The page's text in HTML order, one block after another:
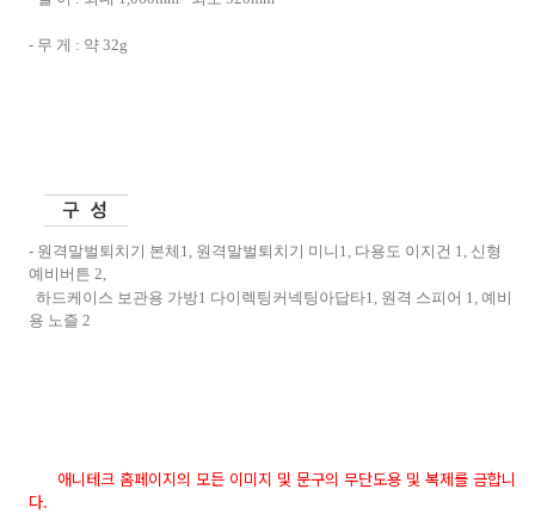
- 무 게 : 약 32g
- 원격말벌퇴치기 본체 1, 원격말벌퇴치기 미니 1, 다용도 이지건 1, 신형
예비버튼 2,
하드케이스 보관용 가방1 다이렉팅커넥팅아답타1, 원격 스피어 1, 예비
용 노즐 2
애니테크 홈페이지의 모든 이미지 및 문구의 무단도용 및 복제를 금합니
다.